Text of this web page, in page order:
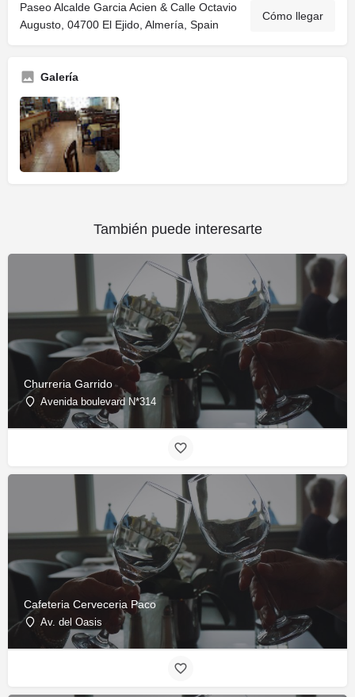
Paseo Alcalde Garcia Acien & Calle Octavio
Augusto, 04700 El Ejido, Almería, Spain
Cómo llegar
Galería
También puede interesarte
Churreria Garrido
Avenida boulevard N*314
Cafeteria Cerveceria Paco
Av. del Oasis